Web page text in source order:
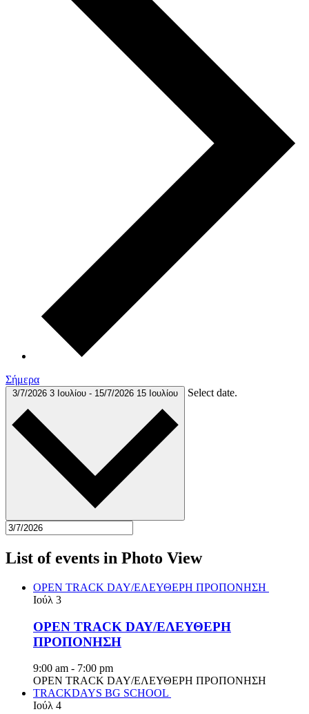
Σήμερα
3/7/2026 3 Ιουλίου - 15/7/2026 15 Ιουλίου Select date.
List of events in Photo View
OPEN TRACK DAY/ΕΛΕΥΘΕΡΗ ΠΡΟΠΟΝΗΣΗ
Ιούλ 3
OPEN TRACK DAY/ΕΛΕΥΘΕΡΗ
ΠΡΟΠΟΝΗΣΗ
9:00 am - 7:00 pm
OPEN TRACK DAY/ΕΛΕΥΘΕΡΗ ΠΡΟΠΟΝΗΣΗ
TRACKDAYS BG SCHOOL
Ιούλ 4